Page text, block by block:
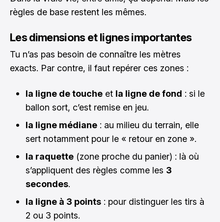
règles de base restent les mêmes.
Les dimensions et lignes importantes
Tu n’as pas besoin de connaître les mètres
exacts. Par contre, il faut repérer ces zones :
la ligne de touche et la ligne de fond : si le
ballon sort, c’est remise en jeu.
la ligne médiane : au milieu du terrain, elle
sert notamment pour le « retour en zone ».
la raquette (zone proche du panier) : là où
s’appliquent des règles comme les 3
secondes.
la ligne à 3 points : pour distinguer les tirs à
2 ou 3 points.